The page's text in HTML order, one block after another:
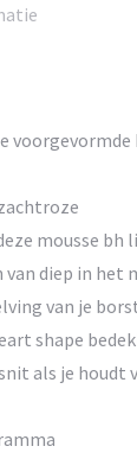
mousse bh
van diep in het
van je
shape
als je houdt